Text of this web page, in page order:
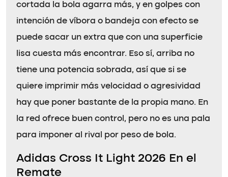
cortada la bola agarra más, y en golpes con
intención de víbora o bandeja con efecto se
puede sacar un extra que con una superficie
lisa cuesta más encontrar. Eso sí, arriba no
tiene una potencia sobrada, así que si se
quiere imprimir más velocidad o agresividad
hay que poner bastante de la propia mano. En
la red ofrece buen control, pero no es una pala
para imponer al rival por peso de bola.
Adidas Cross It Light 2026 En el
Remate